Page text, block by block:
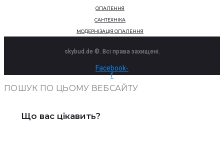
ОПАЛЕННЯ
САНТЕХНІКА
МОДЕРНІЗАЦІЯ ОПАЛЕННЯ
skybud.de ©. Всі права захищені.
Facebook-
f
ПОШУК ПО ЦЬОМУ ВЕБСАЙТУ